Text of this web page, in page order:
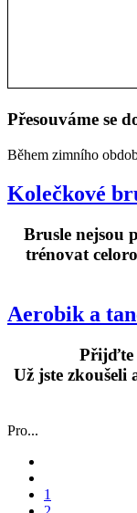
Přesouváme se
Během zimního
Kolečkové
Brusle nejsou
trénovat
Aerobik a
Přijďte
Už jste zkoušeli
Pro...
1